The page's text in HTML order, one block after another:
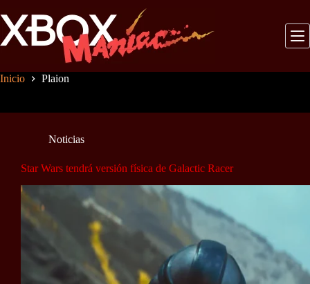
al
contenido
Inicio Plaion
Noticias
Star Wars tendrá versión física de Galactic Racer